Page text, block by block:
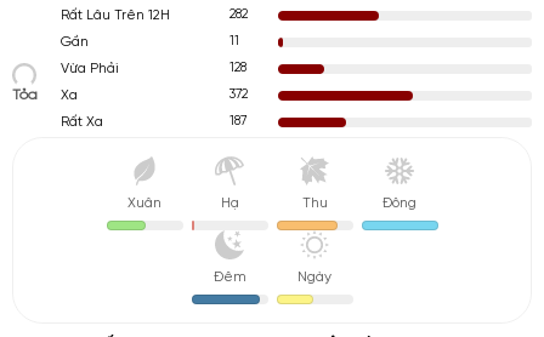
Rất Lâu Trên 12H
282
Tỏa
Gần
11
Vừa Phải
128
Xa
372
Rất Xa
187
Xuân Hạ Thu Đông
Đêm Ngày